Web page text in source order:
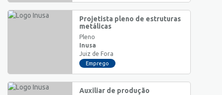
Projetista pleno de estruturas
metálicas
Pleno
Inusa
Juiz de Fora
Emprego
Auxiliar de produção